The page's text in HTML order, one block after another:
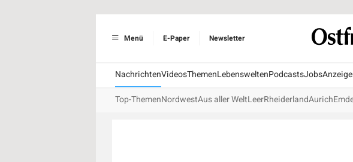
Menü E-Paper Newsletter
NachrichtenVideosThemenLebensweltenPodcastsJobs
Top-ThemenNordwestAus aller WeltLeerRheiderlandAurich